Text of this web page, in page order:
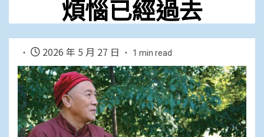
煩惱已經過去
2026 年 5 月 27 日 1 min read